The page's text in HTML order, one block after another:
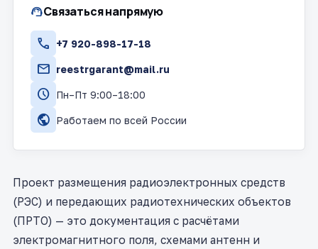
Проект размещения радиоэлектронных средств
(РЭС) и передающих радиотехнических объектов
(ПРТО) — это документация с расчётами
электромагнитного поля, схемами антенн и
support_agentСвязаться напрямую
call +7 920-898-17-18
mail reestrgarant@mail.ru
schedule Пн–Пт 9:00–18:00
public Работаем по всей России